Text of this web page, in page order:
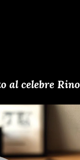
al celebre Rino